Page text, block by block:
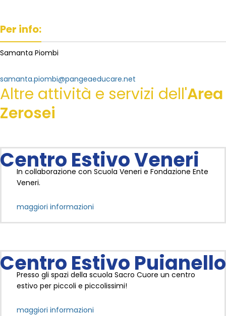
Per info:
Samanta Piombi
samanta.piombi@pangeaeducare.net
Altre attività e servizi dell'Area
Zerosei
Centro Estivo Veneri
In collaborazione con Scuola Veneri e Fondazione Ente
Veneri.
maggiori informazioni
Centro Estivo Puianello
Presso gli spazi della scuola Sacro Cuore un centro
estivo per piccoli e piccolissimi!
maggiori informazioni